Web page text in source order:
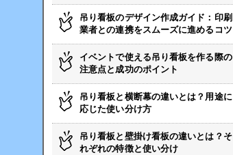
吊り看板のデザイン作成ガイド：印刷
業者との連携をスムーズに進めるコツ
イベントで使える吊り看板を作る際の
注意点と成功のポイント
吊り看板と横断幕の違いとは？用途に
応じた使い分け方
吊り看板と壁掛け看板の違いとは？そ
れぞれの特徴と使い分け